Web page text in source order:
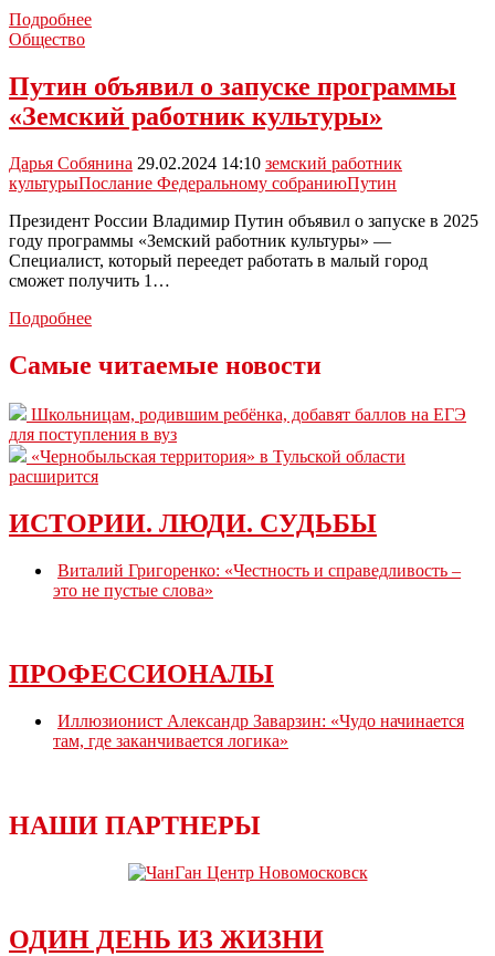
ПодробнееПрограмму
культуры»
запустят
в
году
Общество
Путин объявил о запуске программы
«Земский работник культуры»
Дарья Собянина 29.02.2024 14:10 земский работник
культурыПослание Федеральному собраниюПутин
Президент России Владимир Путин объявил о запуске в 2025
году программы «Земский работник культуры» —
Специалист, который переедет работать в малый город
сможет получить 1…
ПодробнееПутин
запуске
«Земский
работник
культуры»
Самые читаемые новости
Школьницам, родившим ребёнка, добавят баллов на ЕГЭ
для поступления в вуз
«Чернобыльская территория» в Тульской области
расширится
ИСТОРИИ. ЛЮДИ. СУДЬБЫ
Виталий Григоренко: «Честность и справедливость –
это не пустые слова»
ПРОФЕССИОНАЛЫ
Иллюзионист Александр Заварзин: «Чудо начинается
там, где заканчивается логика»
НАШИ ПАРТНЕРЫ
ОДИН ДЕНЬ ИЗ ЖИЗНИ